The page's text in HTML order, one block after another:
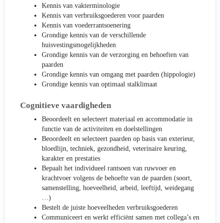
Kennis van vakterminologie
Kennis van verbruiksgoederen voor paarden
Kennis van voederrantsoenering
Grondige kennis van de verschillende
huisvestingsmogelijkheden
Grondige kennis van de verzorging en behoeften van
paarden
Grondige kennis van omgang met paarden (hippologie)
Grondige kennis van optimaal stalklimaat
Cognitieve vaardigheden
Beoordeelt en selecteert materiaal en accommodatie in
functie van de activiteiten en doelstellingen
Beoordeelt en selecteert paarden op basis van exterieur,
bloedlijn, techniek, gezondheid, veterinaire keuring,
karakter en prestaties
Bepaalt het individueel rantsoen van ruwvoer en
krachtvoer volgens de behoefte van de paarden (soort,
samenstelling, hoeveelheid, arbeid, leeftijd, weidegang
…)
Bestelt de juiste hoeveelheden verbruiksgoederen
Communiceert en werkt efficiënt samen met collega’s en